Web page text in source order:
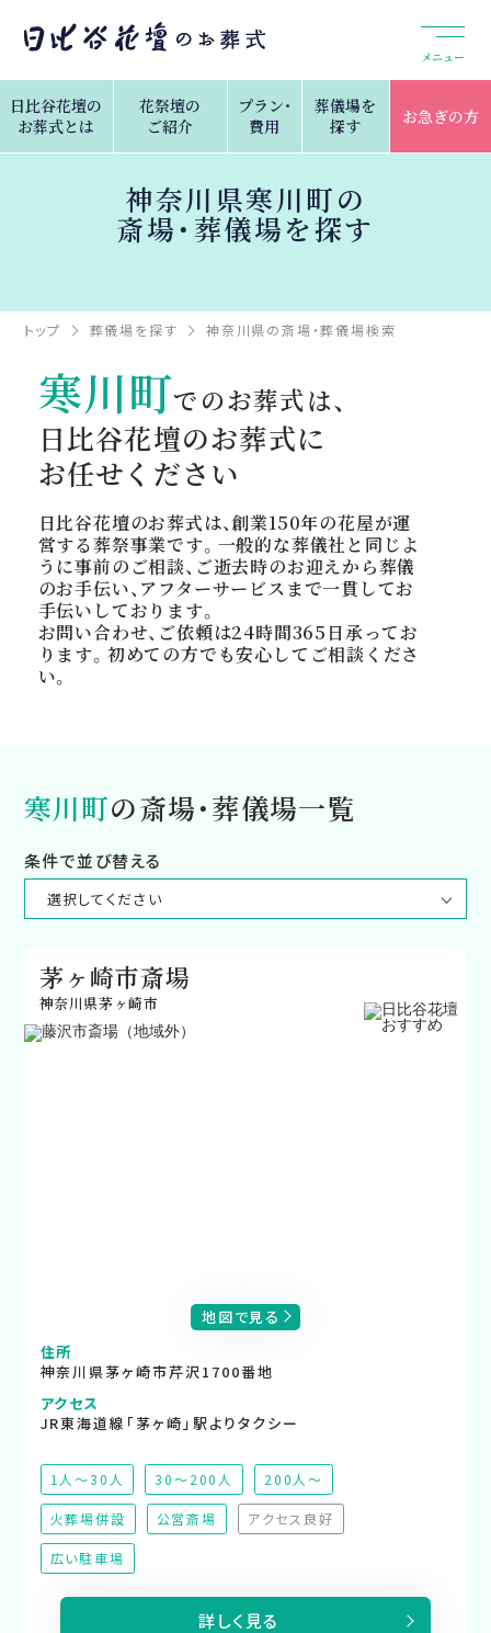
メニュー
日比谷花壇の
お葬式とは
花祭壇の
ご紹介
プラン・
費用
葬儀場を
探す
お急ぎの方
神奈川県寒川町の
斎場・葬儀場を探す
トップ 葬儀場を探す
神奈川県の斎場・葬儀場検索
寒川町でのお葬式は、
日比谷花壇のお葬式に
お任せください
日比谷花壇のお葬式は、創業150年の花屋が運
営する葬祭事業です。一般的な葬儀社と同じよ
うに事前のご相談、ご逝去時のお迎えから葬儀
のお手伝い、アフターサービスまで一貫してお
手伝いしております。
お問い合わせ、ご依頼は24時間365日承ってお
ります。初めての方でも安心してご相談くださ
い。
寒川町の斎場・葬儀場一覧
条件で並び替える
茅ヶ崎市斎場
神奈川県茅ヶ崎市
地図で見る
住所
神奈川県茅ヶ崎市芹沢1700番地
アクセス
JR東海道線「茅ヶ崎」駅よりタクシー
1人～30人 30～200人 200人～
火葬場併設 公営斎場
アクセス良好
（非対応）
広い駐車場
詳しく見る